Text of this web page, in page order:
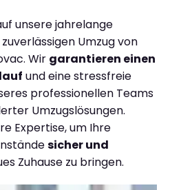
unsere jahrelange
Umzug von
Wir garantieren einen
und eine stressfreie
professionellen Teams
Umzugslösungen.
Expertise, um Ihre
sicher und
Zuhause zu bringen.